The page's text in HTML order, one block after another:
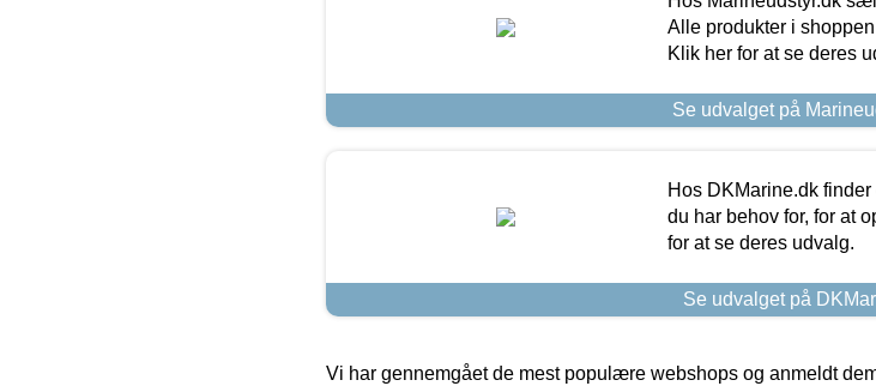
Alle produkter i
Klik her for at se deres
Se udvalget på
Hos DKMarine.dk
du har behov for, for at
for at se deres udvalg.
Se udvalget på
Vi har gennemgået de mest populære webshops og anmeldt